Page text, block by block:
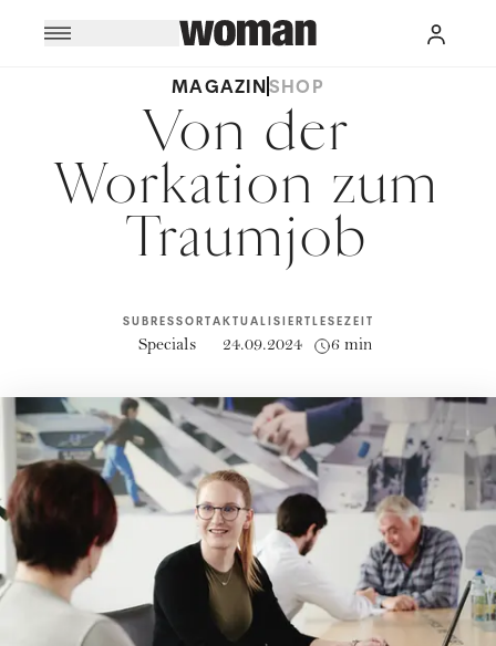
MAGAZINSHOP
Von der
Workation zum
Traumjob
SUBRESSORT
Specials
AKTUALISIERT
24.09.2024
LESEZEIT
6 min